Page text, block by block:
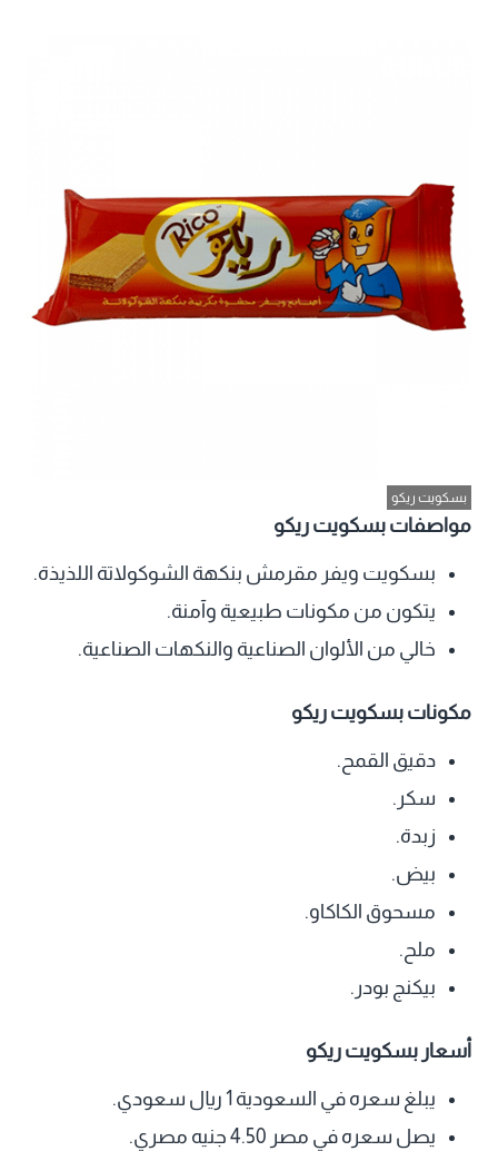
بسكويت ريكو
مواصفات بسكويت ريكو
بسكويت ويفر مقرمش بنكهة الشوكولاتة اللذيذة.
يتكون من مكونات طبيعية وآمنة.
خالي من الألوان الصناعية والنكهات الصناعية.
مكونات بسكويت ريكو
دقيق القمح.
سكر.
زبدة.
بيض.
مسحوق الكاكاو.
ملح.
بيكنج بودر.
أسعار بسكويت ريكو
يبلغ سعره في السعودية 1 ريال سعودي.
يصل سعره في مصر 4.50 جنيه مصري.